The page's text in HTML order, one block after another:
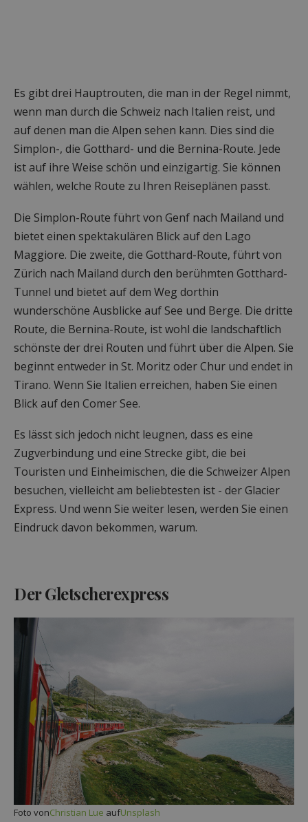
Es gibt drei Hauptrouten, die man in der Regel nimmt,
wenn man durch die Schweiz nach Italien reist, und
auf denen man die Alpen sehen kann. Dies sind die
Simplon-, die Gotthard- und die Bernina-Route. Jede
ist auf ihre Weise schön und einzigartig. Sie können
wählen, welche Route zu Ihren Reiseplänen passt.
Die Simplon-Route führt von Genf nach Mailand und
bietet einen spektakulären Blick auf den Lago
Maggiore. Die zweite, die Gotthard-Route, führt von
Zürich nach Mailand durch den berühmten Gotthard-
Tunnel und bietet auf dem Weg dorthin
wunderschöne Ausblicke auf See und Berge. Die dritte
Route, die Bernina-Route, ist wohl die landschaftlich
schönste der drei Routen und führt über die Alpen. Sie
beginnt entweder in St. Moritz oder Chur und endet in
Tirano. Wenn Sie Italien erreichen, haben Sie einen
Blick auf den Comer See.
Es lässt sich jedoch nicht leugnen, dass es eine
Zugverbindung und eine Strecke gibt, die bei
Touristen und Einheimischen, die die Schweizer Alpen
besuchen, vielleicht am beliebtesten ist - der Glacier
Express. Und wenn Sie weiter lesen, werden Sie einen
Eindruck davon bekommen, warum.
Der Gletscherexpress
Foto vonChristian Lue aufUnsplash